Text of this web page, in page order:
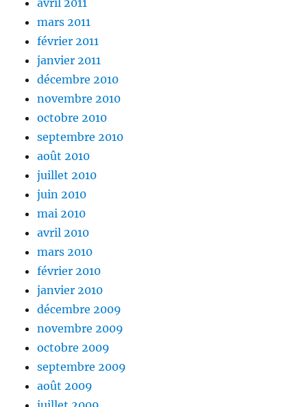
avril 2011
mars 2011
février 2011
janvier 2011
décembre 2010
novembre 2010
octobre 2010
septembre 2010
août 2010
juillet 2010
juin 2010
mai 2010
avril 2010
mars 2010
février 2010
janvier 2010
décembre 2009
novembre 2009
octobre 2009
septembre 2009
août 2009